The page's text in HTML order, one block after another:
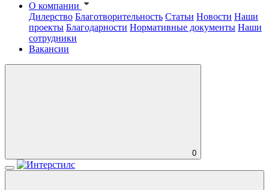
О компании
Дилерство Благотворительность Статьи Новости Наши
проекты Благодарности Нормативные документы Наши
сотрудники
Вакансии
0